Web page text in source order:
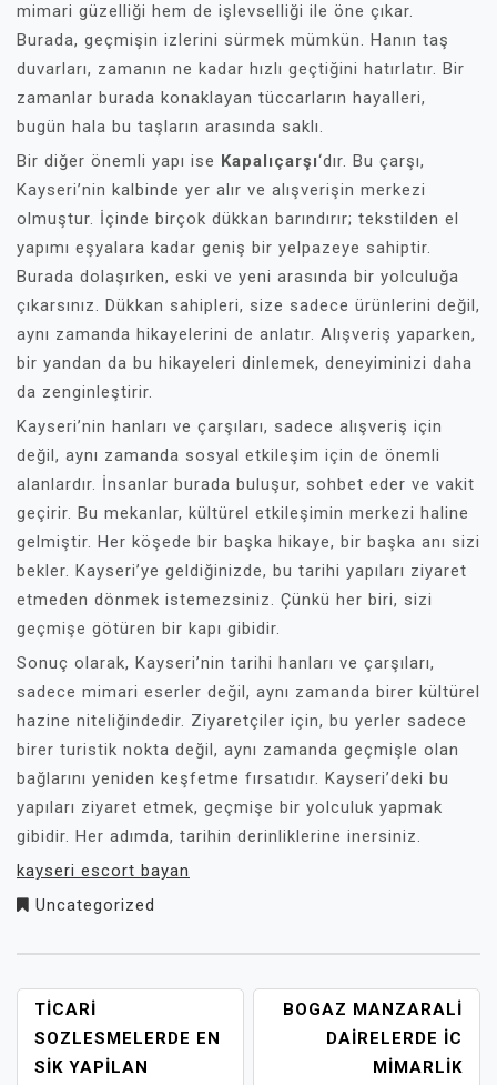
mimari güzelliği hem de işlevselliği ile öne çıkar.
Burada, geçmişin izlerini sürmek mümkün. Hanın taş
duvarları, zamanın ne kadar hızlı geçtiğini hatırlatır. Bir
zamanlar burada konaklayan tüccarların hayalleri,
bugün hala bu taşların arasında saklı.
Bir diğer önemli yapı ise Kapalıçarşı‘dır. Bu çarşı,
Kayseri’nin kalbinde yer alır ve alışverişin merkezi
olmuştur. İçinde birçok dükkan barındırır; tekstilden el
yapımı eşyalara kadar geniş bir yelpazeye sahiptir.
Burada dolaşırken, eski ve yeni arasında bir yolculuğa
çıkarsınız. Dükkan sahipleri, size sadece ürünlerini değil,
aynı zamanda hikayelerini de anlatır. Alışveriş yaparken,
bir yandan da bu hikayeleri dinlemek, deneyiminizi daha
da zenginleştirir.
Kayseri’nin hanları ve çarşıları, sadece alışveriş için
değil, aynı zamanda sosyal etkileşim için de önemli
alanlardır. İnsanlar burada buluşur, sohbet eder ve vakit
geçirir. Bu mekanlar, kültürel etkileşimin merkezi haline
gelmiştir. Her köşede bir başka hikaye, bir başka anı sizi
bekler. Kayseri’ye geldiğinizde, bu tarihi yapıları ziyaret
etmeden dönmek istemezsiniz. Çünkü her biri, sizi
geçmişe götüren bir kapı gibidir.
Sonuç olarak, Kayseri’nin tarihi hanları ve çarşıları,
sadece mimari eserler değil, aynı zamanda birer kültürel
hazine niteliğindedir. Ziyaretçiler için, bu yerler sadece
birer turistik nokta değil, aynı zamanda geçmişle olan
bağlarını yeniden keşfetme fırsatıdır. Kayseri’deki bu
yapıları ziyaret etmek, geçmişe bir yolculuk yapmak
gibidir. Her adımda, tarihin derinliklerine inersiniz.
kayseri escort bayan
Uncategorized
YAZI
GEZINMESI
TICARI
SOZLESMELERDE EN
SIK YAPILAN
BOGAZ MANZARALI
DAIRELERDE İC
MIMARLIK